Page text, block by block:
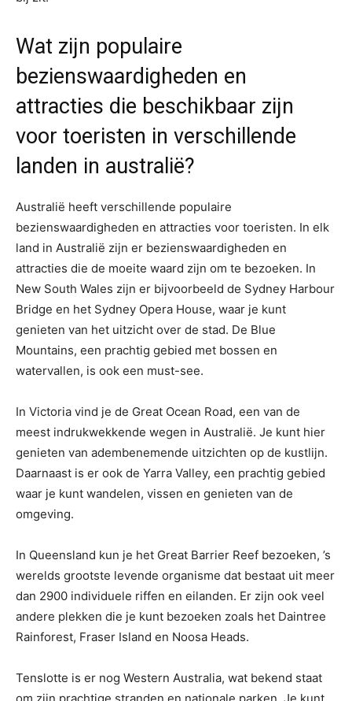
Wat zijn populaire
bezienswaardigheden en
attracties die beschikbaar zijn
voor toeristen in verschillende
landen in australië?
Australië heeft verschillende populaire
bezienswaardigheden en attracties voor toeristen. In elk
land in Australië zijn er bezienswaardigheden en
attracties die de moeite waard zijn om te bezoeken. In
New South Wales zijn er bijvoorbeeld de Sydney Harbour
Bridge en het Sydney Opera House, waar je kunt
genieten van het uitzicht over de stad. De Blue
Mountains, een prachtig gebied met bossen en
watervallen, is ook een must-see.
In Victoria vind je de Great Ocean Road, een van de
meest indrukwekkende wegen in Australië. Je kunt hier
genieten van adembenemende uitzichten op de kustlijn.
Daarnaast is er ook de Yarra Valley, een prachtig gebied
waar je kunt wandelen, vissen en genieten van de
omgeving.
In Queensland kun je het Great Barrier Reef bezoeken, ’s
werelds grootste levende organisme dat bestaat uit meer
dan 2900 individuele riffen en eilanden. Er zijn ook veel
andere plekken die je kunt bezoeken zoals het Daintree
Rainforest, Fraser Island en Noosa Heads.
Tenslotte is er nog Western Australia, wat bekend staat